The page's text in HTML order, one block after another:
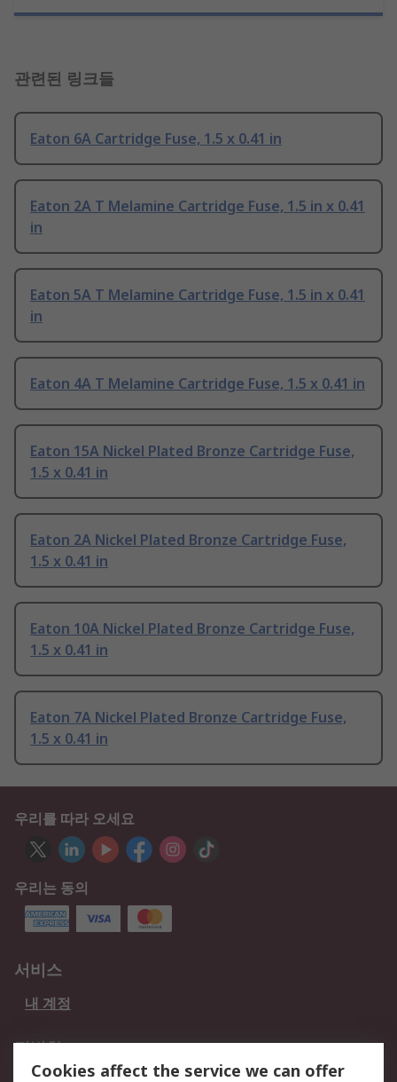
관련된 링크들
Eaton 6A Cartridge Fuse, 1.5 x 0.41 in
Eaton 2A T Melamine Cartridge Fuse, 1.5 in x 0.41
in
Eaton 5A T Melamine Cartridge Fuse, 1.5 in x 0.41
in
Eaton 4A T Melamine Cartridge Fuse, 1.5 x 0.41 in
Eaton 15A Nickel Plated Bronze Cartridge Fuse,
1.5 x 0.41 in
Eaton 2A Nickel Plated Bronze Cartridge Fuse,
1.5 x 0.41 in
Eaton 10A Nickel Plated Bronze Cartridge Fuse,
1.5 x 0.41 in
Eaton 7A Nickel Plated Bronze Cartridge Fuse,
1.5 x 0.41 in
우리를 따라 오세요
우리는 동의
서비스
내 계정
적법한
Cookies affect the service we can offer